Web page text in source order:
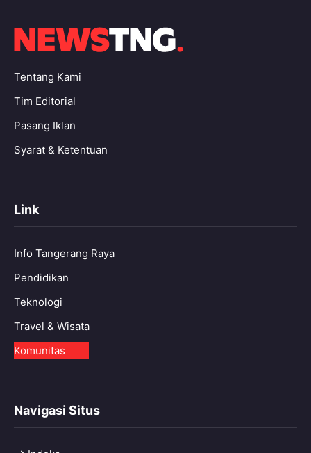
Tentang Kami
Tim Editorial
Pasang Iklan
Syarat & Ketentuan
Link
Info Tangerang Raya
Pendidikan
Teknologi
Travel & Wisata
Komunitas
Navigasi Situs